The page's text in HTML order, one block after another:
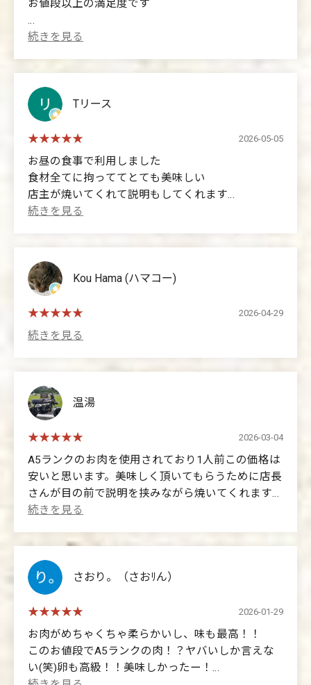
lunch with a friend. Orders are placed via mobile
phone using a QR code. Since it was my first time, I
ordered the ¥2200 lunch. There are so many other
things I want to tell everyone about, but I can't find the
words. It's just so delicious! Everyone should come
and try it for themselves! Fukuyama is practically a
place with no sukiyaki specialty restaurants. Please
come to the restaurant and chat with the owner. He's
a very friendly person! 🤗
お値段以上の満足度です
(Translated by Google)
It was more than worth the price.
Tリース
2026-05-05
お昼の食事で利用しました
食材全てに拘っててとても美味しい
店主が焼いてくれて説明もしてくれます
I went there for lunch. They use high-quality
ingredients, and the food is delicious. The owner
cooks the food for you and explains everything.
Kou Hama (ハマコー)
2026-04-29
温湯
2026-03-04
A5ランクのお肉を使用されており1人前この価格は
安いと思います。美味しく頂いてもらうために店長
さんが目の前で説明を挟みながら焼いてくれます。
LINE登録すればコーヒーやアイスなど無料でサー
た来ようと思います。
(Translated by Google)
They use A5-grade meat, and I think the price per
serving is reasonable. The manager will grill it right in
front of you, explaining everything to ensure you enjoy
it. If you sign up for LINE, they'll give you free coffee
and ice cream, and the restaurant has a great sense
of service, so I'll definitely come back next time.
さおり。（さおﾘん）
2026-01-29
お肉がめちゃくちゃ柔らかいし、味も最高！！
このお値段でA5ランクの肉！？ヤバいしか言えな
い(笑)卵も高級！！美味しかったー！